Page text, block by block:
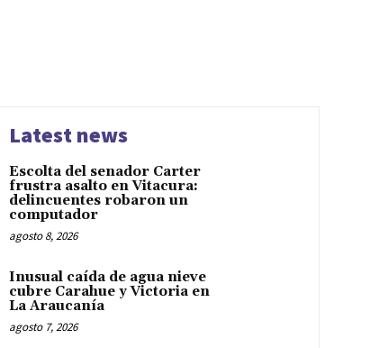
Latest news
Escolta del senador Carter
frustra asalto en Vitacura:
delincuentes robaron un
computador
agosto 8, 2026
Inusual caída de agua nieve
cubre Carahue y Victoria en
La Araucanía
agosto 7, 2026